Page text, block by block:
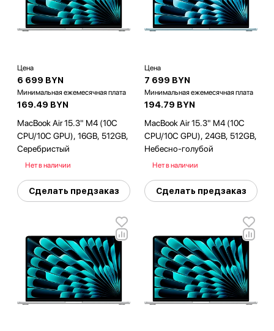
Цена
6 699 BYN
Минимальная ежемесячная плата
169.49 BYN
MacBook Air 15.3" M4 (10C
CPU/10C GPU), 16GB, 512GB,
Серебристый
Нет в наличии
Сделать предзаказ
Цена
7 699 BYN
Минимальная ежемесячная плата
194.79 BYN
MacBook Air 15.3" M4 (10C
CPU/10C GPU), 24GB, 512GB,
Небесно-голубой
Нет в наличии
Сделать предзаказ